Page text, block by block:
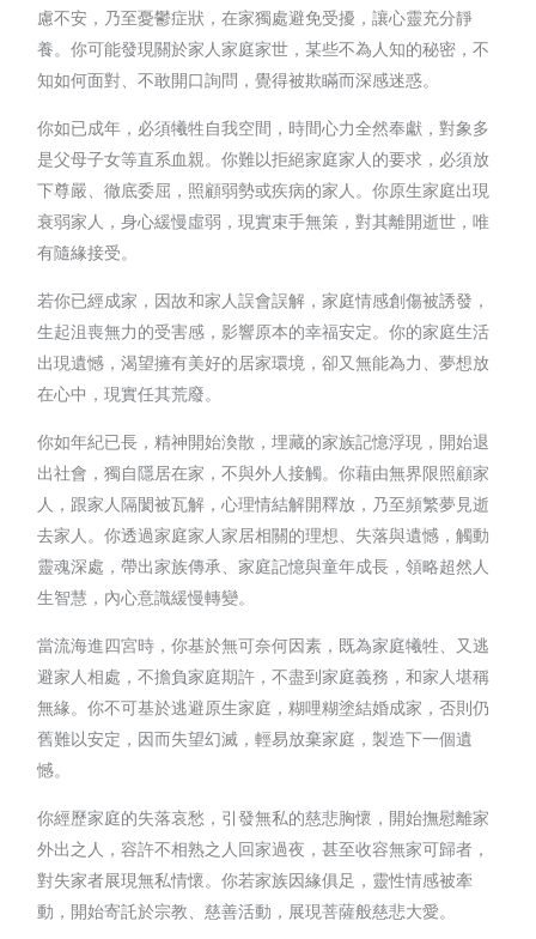
慮不安，乃至憂鬱症狀，在家獨處避免受擾，讓心靈充分靜
養。你可能發現關於家人家庭家世，某些不為人知的秘密，不
知如何面對、不敢開口詢問，覺得被欺瞞而深感迷惑。
你如已成年，必須犧牲自我空間，時間心力全然奉獻，對象多
是父母子女等直系血親。你難以拒絕家庭家人的要求，必須放
下尊嚴、徹底委屈，照顧弱勢或疾病的家人。你原生家庭出現
衰弱家人，身心緩慢虛弱，現實束手無策，對其離開逝世，唯
有隨緣接受。
若你已經成家，因故和家人誤會誤解，家庭情感創傷被誘發，
生起沮喪無力的受害感，影響原本的幸福安定。你的家庭生活
出現遺憾，渴望擁有美好的居家環境，卻又無能為力、夢想放
在心中，現實任其荒廢。
你如年紀已長，精神開始渙散，埋藏的家族記憶浮現，開始退
出社會，獨自隱居在家，不與外人接觸。你藉由無界限照顧家
人，跟家人隔閡被瓦解，心理情結解開釋放，乃至頻繁夢見逝
去家人。你透過家庭家人家居相關的理想、失落與遺憾，觸動
靈魂深處，帶出家族傳承、家庭記憶與童年成長，領略超然人
生智慧，內心意識緩慢轉變。
當流海進四宮時，你基於無可奈何因素，既為家庭犧牲、又逃
避家人相處，不擔負家庭期許，不盡到家庭義務，和家人堪稱
無緣。你不可基於逃避原生家庭，糊哩糊塗結婚成家，否則仍
舊難以安定，因而失望幻滅，輕易放棄家庭，製造下一個遺
憾。
你經歷家庭的失落哀愁，引發無私的慈悲胸懷，開始撫慰離家
外出之人，容許不相熟之人回家過夜，甚至收容無家可歸者，
對失家者展現無私情懷。你若家族因緣俱足，靈性情感被牽
動，開始寄託於宗教、慈善活動，展現菩薩般慈悲大愛。